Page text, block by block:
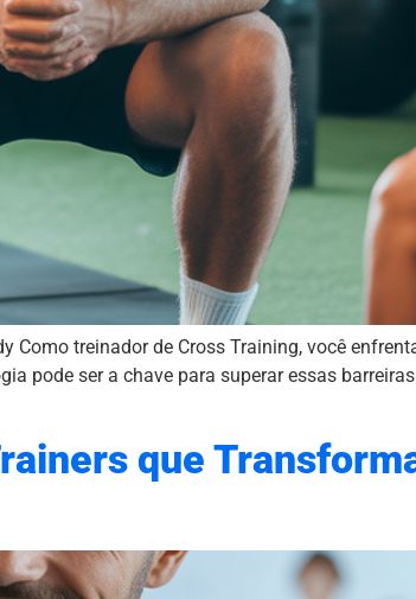
Como treinador de Cross Training, você
pode ser a chave para superar essas
que